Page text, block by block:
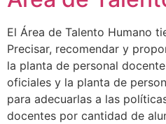
El Área de Talento Humano
Precisar, recomendar y
la planta de personal
oficiales y la planta de
para adecuarlas a las
docentes por cantidad de